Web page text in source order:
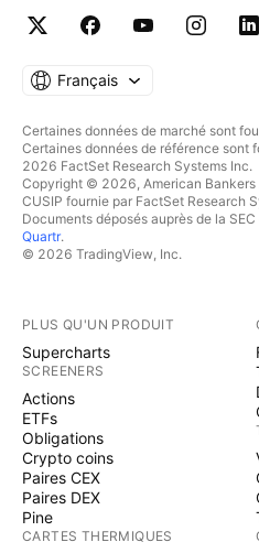
Français
Certaines données de marché sont
Certaines données de référence sont
2026 FactSet Research Systems Inc.
Copyright © 2026, American Bankers
CUSIP fournie par FactSet Research
Documents déposés auprès de la
Quartr.
© 2026 TradingView, Inc.
PLUS QU'UN PRODUIT
Supercharts
SCREENERS
Actions
ETFs
Obligations
Crypto coins
Paires CEX
Paires DEX
Pine
CARTES THERMIQUES